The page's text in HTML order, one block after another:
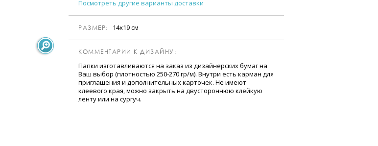
Посмотреть другие варианты доставки
РАЗМЕР: 14х19 см
КОММЕНТАРИИ К ДИЗАЙНУ:
Папки изготавливаются на заказ из дизайнерских бумаг на
Ваш выбор (плотностью 250-270 гр/м). Внутри есть карман для
приглашения и дополнительных карточек. Не имеют
клеевого края, можно закрыть на двустороннюю клейкую
ленту или на сургуч.